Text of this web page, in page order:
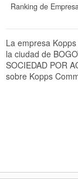
Ranking de
La empresa
la ciudad de
SOCIEDAD POR
sobre Kopps